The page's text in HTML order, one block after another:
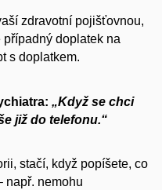
zdravotní pojišťovnou,
doplatek na
s doplatkem.
„Když se chci
již do telefonu.“
stačí, když popíšete, co
např. nemohu